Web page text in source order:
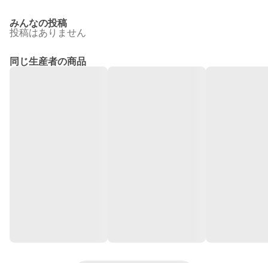
みんなの投稿
投稿はありません
同じ生産者の商品